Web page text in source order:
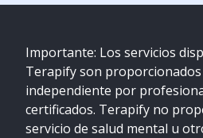
Importante: Los servicios
Terapify son
independiente por
certificados. Terapify no
servicio de salud mental u